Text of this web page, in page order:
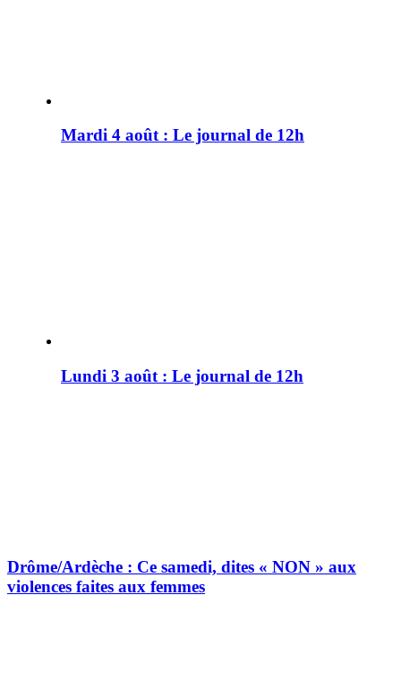
Mardi 4 août : Le journal de 12h
Lundi 3 août : Le journal de 12h
Drôme/Ardèche : Ce samedi, dites « NON » aux
violences faites aux femmes